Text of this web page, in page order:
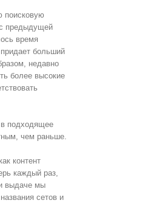
поисковую
предыдущей
время
больший
недавно
более высокие
в подходящее
чем раньше.
контент
каждый раз,
выдаче мы
сетов и